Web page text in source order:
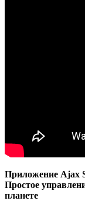
Приложение Ajax
Простое
планете